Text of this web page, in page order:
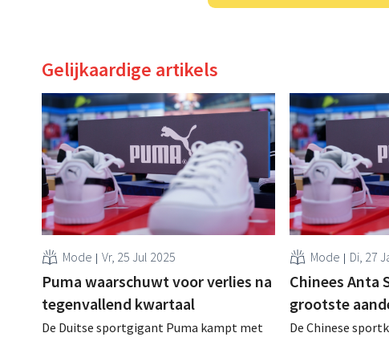
Gelijkaardige artikels
Mode Vr, 25 Jul 2025
Puma waarschuwt voor verlies na
tegenvallend kwartaal
De Duitse sportgigant Puma kampt met
Mode Di, 27
Chinees Anta
grootste
De Chinese